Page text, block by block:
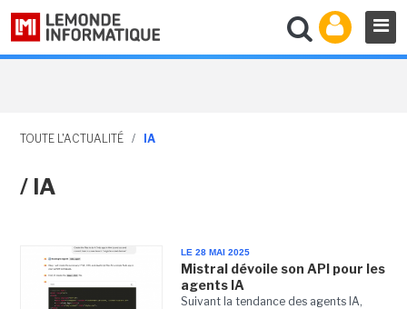
TOUTE L'ACTUALITÉ / IA
/ IA
LE 28 MAI 2025
Mistral dévoile son API pour les
agents IA
Suivant la tendance des agents IA,